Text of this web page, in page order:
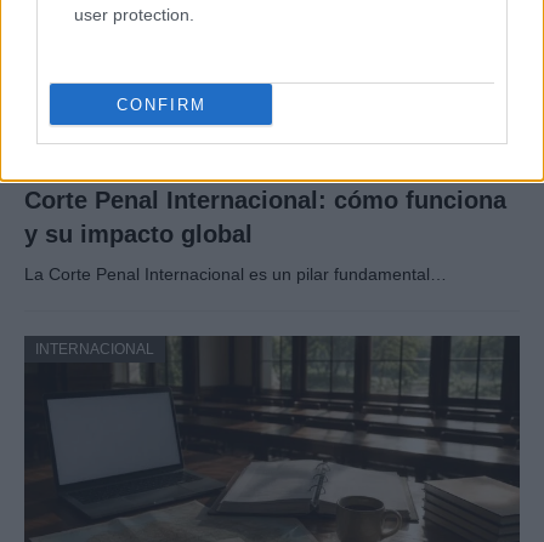
user protection.
CONFIRM
Corte Penal Internacional: cómo funciona
y su impacto global
La Corte Penal Internacional es un pilar fundamental…
INTERNACIONAL